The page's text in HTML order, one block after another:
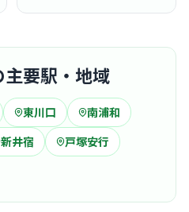
主要駅・地域
東川口
南浦和
新井宿
戸塚安行